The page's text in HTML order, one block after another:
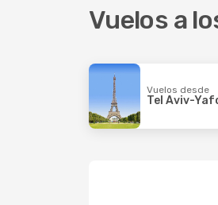
Vuelos a
Vuelos desde
Tel Aviv-